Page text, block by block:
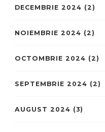
DECEMBRIE 2024 (2)
NOIEMBRIE 2024 (2)
OCTOMBRIE 2024 (2)
SEPTEMBRIE 2024 (2)
AUGUST 2024 (3)